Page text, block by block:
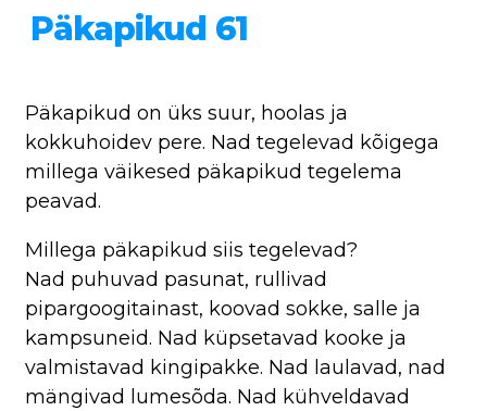
Päkapikud 61
Päkapikud on üks suur, hoolas ja
kokkuhoidev pere. Nad tegelevad kõigega
millega väikesed päkapikud tegelema
peavad.
Millega päkapikud siis tegelevad?
Nad puhuvad pasunat, rullivad
pipargoogitainast, koovad sokke, salle ja
kampsuneid. Nad küpsetavad kooke ja
valmistavad kingipakke. Nad laulavad, nad
mängivad lumesõda. Nad kühveldavad